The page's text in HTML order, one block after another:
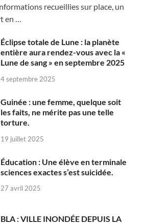
recueillies sur place, un
en …
Éclipse totale de Lune : la planète
entière aura rendez-vous avec la «
Lune de sang » en septembre 2025
4 septembre 2025
Guinée : une femme, quelque soit
les faits, ne mérite pas une telle
torture.
19 juillet 2025
Éducation : Une élève en terminale
sciences exactes s’est suicidée.
27 avril 2025
BLA : VILLE INONDÉE DEPUIS LA